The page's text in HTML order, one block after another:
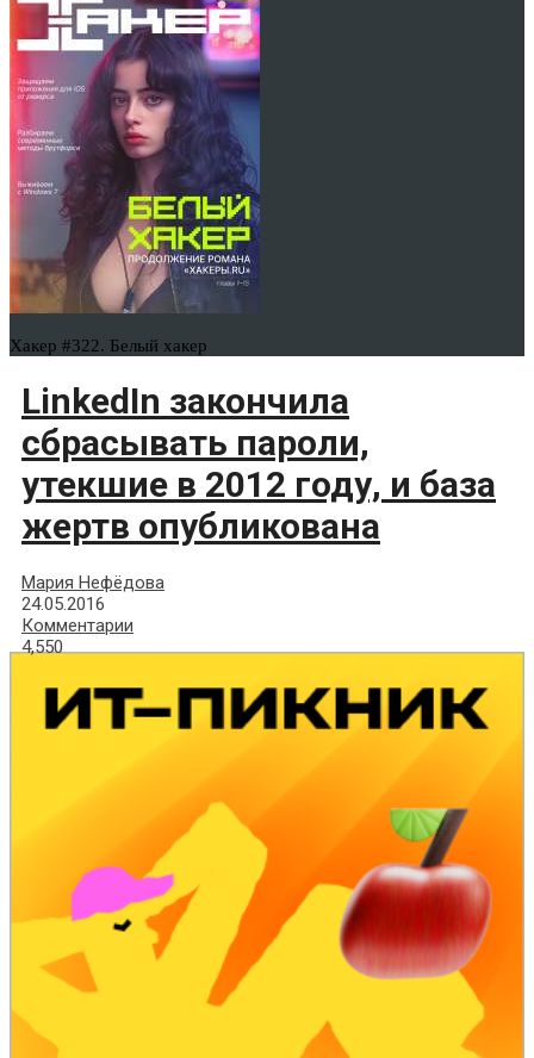
Хакер #322. Белый хакер
LinkedIn закончила
сбрасывать пароли,
утекшие в 2012 году, и база
жертв опубликована
Мария Нефёдова
24.05.2016
Комментарии
4,550